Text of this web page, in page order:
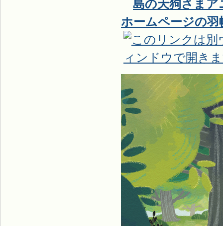
島の天狗さま
ホームページの